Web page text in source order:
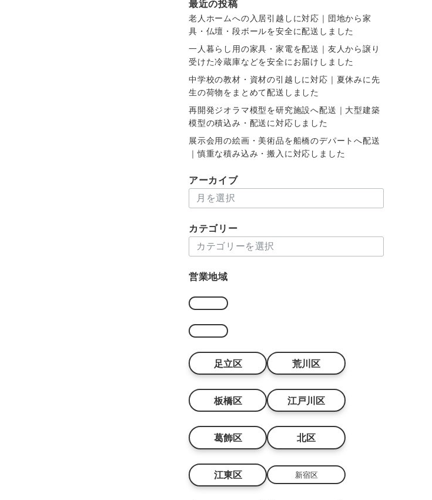
最近の投稿
老人ホームへの入居引越しに対応｜団地から家
具・仏壇・段ボールを安全に配送しました
一人暮らし用の家具・家電を配送｜友人から譲り
受けた冷蔵庫などを安全にお届けしました
中学校の教材・資材の引越しに対応｜夏休みに先
生の荷物をまとめて配送しました
再開発ジオラマ模型を研究施設へ配送｜大型建築
模型の積込み・配送に対応しました
展示会用の絵画・美術品を船橋のデパートへ配送
｜慎重な積み込み・搬入に対応しました
アーカイブ
ー
イ
カテゴリー
テ
リ
営業地域
足立区 荒川区
板橋区 江戸川区
葛飾区 北区
江東区 新宿区